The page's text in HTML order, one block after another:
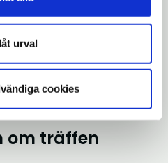
urval
cookies
för att kunna bidra
Det krävs att vi
ser på trygghet som
säger Jonas
om träffen